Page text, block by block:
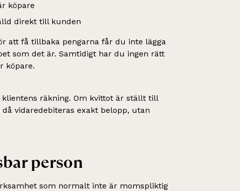
köpare
direkt till kunden
att få tillbaka pengarna får du inte lägga
som det är. Samtidigt har du ingen rätt
köpare.
räkning. Om kvittot är ställt till
vidaredebiteras exakt belopp, utan
person
som normalt inte är momspliktig